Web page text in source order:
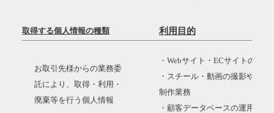
取得する個人情報の種類 利用目的
お取引先様からの業務委
託により、取得・利用・
廃棄等を行う個人情報
・Webサイト・ECサイトの構
・スチール・動画の撮影や取
制作業務
・顧客データベースの運用・管